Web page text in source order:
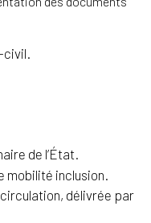
civil.
de l’État.
mobilité inclusion.
délivrée par